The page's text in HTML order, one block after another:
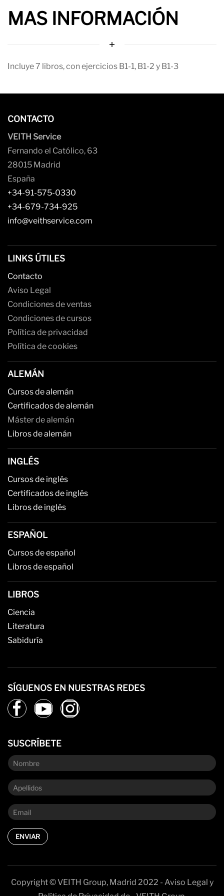
MAS INFORMACIÓN
Incluye 7 libros, con ejercicios B1-1, B1-2 y B1-3
CONTACTO
VEITH Service
Fernando el Católico, 63
28015 Madrid
España
+34-91-575-0330
+34-679-734-925
info@veithservice.com
LINKS ÚTILES
Contacto
Aviso Legal
Condiciones de ventas
Condiciones de cursos
Política de privacidad
Política de cookies
ALEMÁN
Cursos de alemán
Certificados de alemán
Máster de alemán
Libros de alemán
INGLÉS
Cursos de inglés
Certificados de inglés
Libros de inglés
ESPAÑOL
Cursos de español
Libros de español
LIBROS
Ciencia
Literatura
Sabiduría
SÍGUENOS EN NUESTRAS REDES
SUSCRÍBETE
ENVIAR
Copyright © VEITH Group, Madrid 2022 - Aviso Legal y